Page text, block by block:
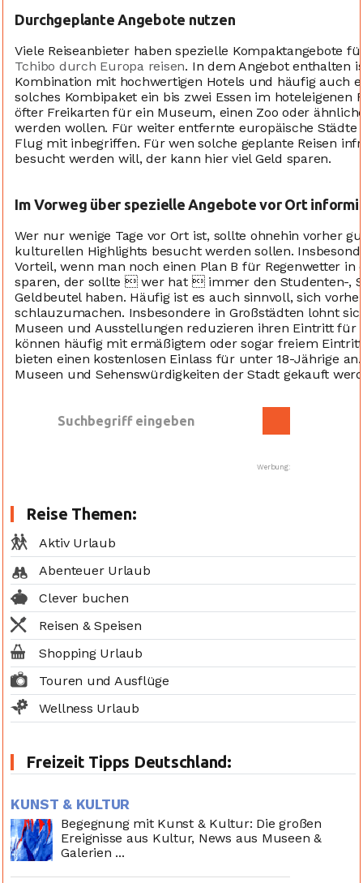
Durchgeplante Angebote nutzen
Viele Reiseanbieter haben spezielle Kompaktangebote
Tchibo durch Europa reisen. In dem Angebot enthalten
Kombination mit hochwertigen Hotels und häufig auch
solches Kombipaket ein bis zwei Essen im hoteleigenen
öfter Freikarten für ein Museum, einen Zoo oder
werden wollen. Für weiter entfernte europäische
Flug mit inbegriffen. Für wen solche geplante Reisen
besucht werden will, der kann hier viel Geld sparen.
Im Vorweg über spezielle Angebote vor Ort
Wer nur wenige Tage vor Ort ist, sollte ohnehin vorher
kulturellen Highlights besucht werden sollen.
Vorteil, wenn man noch einen Plan B für Regenwetter
sparen, der sollte  wer hat  immer den Studenten-,
Geldbeutel haben. Häufig ist es auch sinnvoll, sich
schlauzumachen. Insbesondere in Großstädten lohnt
Museen und Ausstellungen reduzieren ihren Eintritt
können häufig mit ermäßigtem oder sogar freiem
bieten einen kostenlosen Einlass für unter 18-Jährige
Museen und Sehenswürdigkeiten der Stadt gekauft
Werbung:
Reise Themen:
Aktiv Urlaub
Abenteuer Urlaub
Clever buchen
Reisen & Speisen
Shopping Urlaub
Touren und Ausflüge
Wellness Urlaub
Freizeit Tipps Deutschland:
KUNST & KULTUR
Begegnung mit Kunst & Kultur: Die großen
Ereignisse aus Kultur, News aus Museen &
Galerien ...